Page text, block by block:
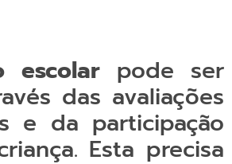
escolar pode ser
das avaliações
e da participação
Esta precisa